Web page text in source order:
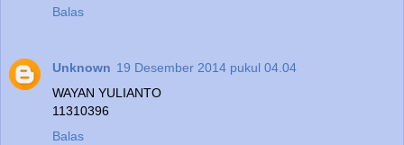
Balas
Unknown 19 Desember 2014 pukul 04.04
WAYAN YULIANTO
11310396
Balas